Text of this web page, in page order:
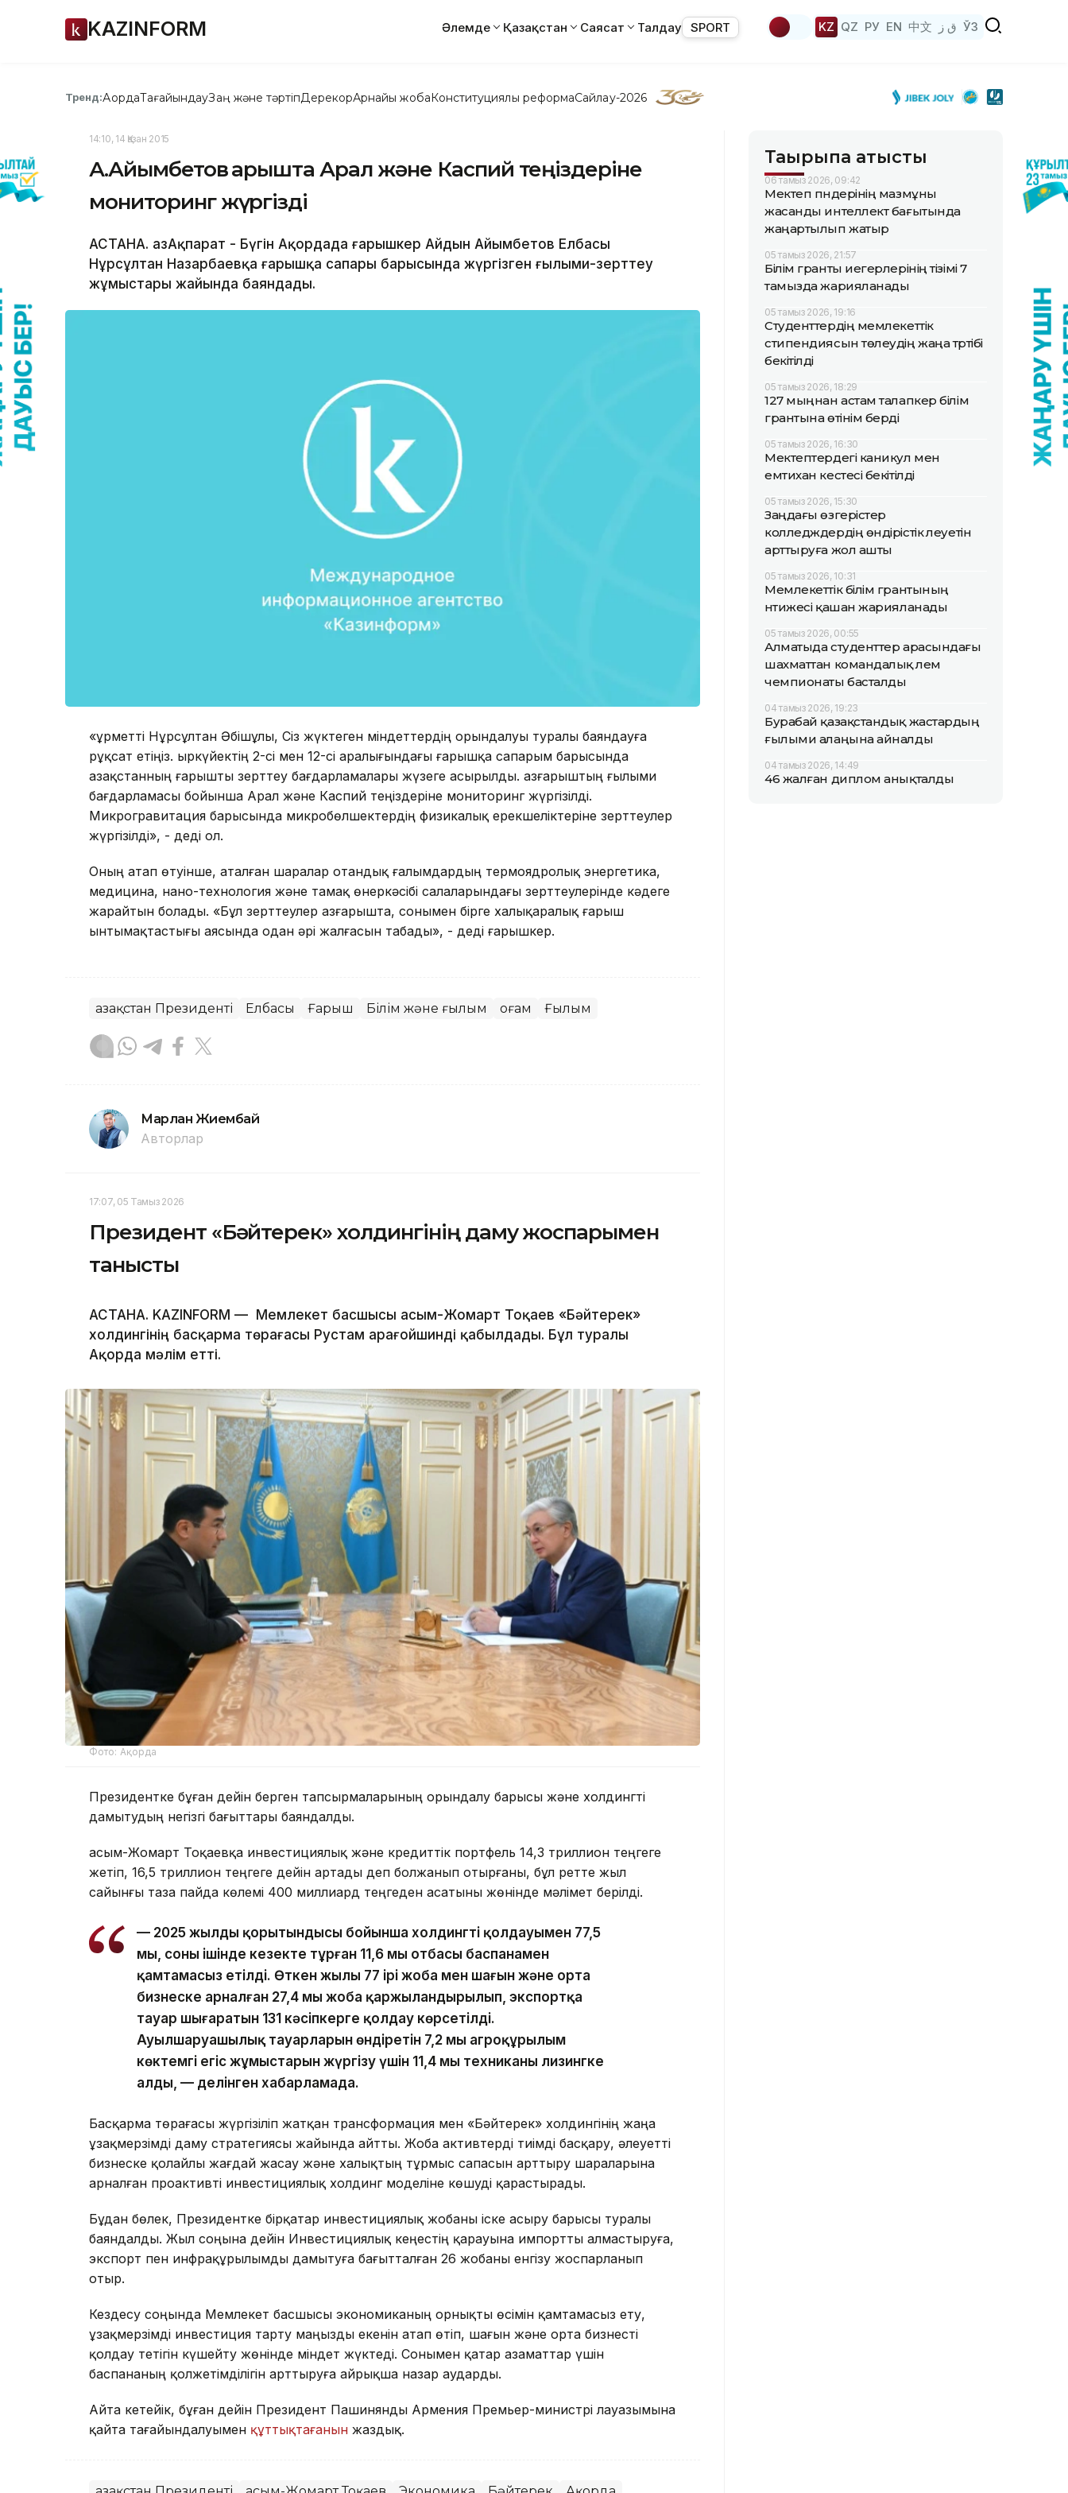
KAZINFORM Әлемде Қазақстан Саясат Талдау SPORT KZ QZ РУ EN 中文 ق ز ЎЗ
Тренд:АқордаТағайындауЗаң және тәртіпДерекқорАрнайы жобаКонституциялық реформаСайлау-2026
14:10, 14 Қазан 2015
А.Айымбетов ғарышта Арал және Каспий теңіздеріне
мониторинг жүргізді
АСТАНА. ҚазАқпарат - Бүгін Ақордада ғарышкер Айдын Айымбетов Елбасы
Нұрсұлтан Назарбаевқа ғарышқа сапары барысында жүргізген ғылыми-зерттеу
жұмыстары жайында баяндады.
«Құрметті Нұрсұлтан Әбішұлы, Сіз жүктеген міндеттердің орындалуы туралы баяндауға
рұқсат етіңіз. Қыркүйектің 2-сі мен 12-сі аралығындағы ғарышқа сапарым барысында
Қазақстанның ғарышты зерттеу бағдарламалары жүзеге асырылды. Қазғарыштың ғылыми
бағдарламасы бойынша Арал және Каспий теңіздеріне мониторинг жүргізілді.
Микрогравитация барысында микробөлшектердің физикалық ерекшеліктеріне зерттеулер
жүргізілді», - деді ол.
Оның атап өтуінше, аталған шаралар отандық ғалымдардың термоядролық энергетика,
медицина, нано-технология және тамақ өнеркәсібі салаларындағы зерттеулерінде кәдеге
жарайтын болады. «Бұл зерттеулер Қазғарышта, сонымен бірге халықаралық ғарыш
ынтымақтастығы аясында одан әрі жалғасын табады», - деді ғарышкер.
Қазақстан Президенті Елбасы Ғарыш Білім және ғылым Қоғам Ғылым
Марлан Жиембай
Авторлар
17:07, 05 Тамыз 2026
Президент «Бәйтерек» холдингінің даму жоспарымен
танысты
АСТАНА. KAZINFORM — Мемлекет басшысы Қасым-Жомарт Тоқаев «Бәйтерек»
холдингінің басқарма төрағасы Рустам Қарағойшинді қабылдады. Бұл туралы
Ақорда мәлім етті.
Фото: Ақорда
Президентке бұған дейін берген тапсырмаларының орындалу барысы және холдингті
дамытудың негізгі бағыттары баяндалды.
Қасым-Жомарт Тоқаевқа инвестициялық және кредиттік портфель 14,3 триллион теңгеге
жетіп, 16,5 триллион теңгеге дейін артады деп болжанып отырғаны, бұл ретте жыл
сайынғы таза пайда көлемі 400 миллиард теңгеден асатыны жөнінде мәлімет берілді.
— 2025 жылдың қорытындысы бойынша холдингтің қолдауымен 77,5
мың, соның ішінде кезекте тұрған 11,6 мың отбасы баспанамен
қамтамасыз етілді. Өткен жылы 77 ірі жоба мен шағын және орта
бизнеске арналған 27,4 мың жоба қаржыландырылып, экспортқа
тауар шығаратын 131 кәсіпкерге қолдау көрсетілді.
Ауылшаруашылық тауарларын өндіретін 7,2 мың агроқұрылым
көктемгі егіс жұмыстарын жүргізу үшін 11,4 мың техниканы лизингке
алды, — делінген хабарламада.
Басқарма төрағасы жүргізіліп жатқан трансформация мен «Бәйтерек» холдингінің жаңа
ұзақмерзімді даму стратегиясы жайында айтты. Жоба активтерді тиімді басқару, әлеуетті
бизнеске қолайлы жағдай жасау және халықтың тұрмыс сапасын арттыру шараларына
арналған проактивті инвестициялық холдинг моделіне көшуді қарастырады.
Бұдан бөлек, Президентке бірқатар инвестициялық жобаны іске асыру барысы туралы
баяндалды. Жыл соңына дейін Инвестициялық кеңестің қарауына импортты алмастыруға,
экспорт пен инфрақұрылымды дамытуға бағытталған 26 жобаны енгізу жоспарланып
отыр.
Кездесу соңында Мемлекет басшысы экономиканың орнықты өсімін қамтамасыз ету,
ұзақмерзімді инвестиция тарту маңызды екенін атап өтіп, шағын және орта бизнесті
қолдау тетігін күшейту жөнінде міндет жүктеді. Сонымен қатар азаматтар үшін
баспананың қолжетімділігін арттыруға айрықша назар аударды.
Айта кетейік, бұған дейін Президент Пашинянды Армения Премьер-министрі лауазымына
қайта тағайындалуымен құттықтағанын жаздық.
Тақырыпқа қатысты
06 тамыз 2026, 09:42
Мектеп пәндерінің мазмұны
жасанды интеллект бағытында
жаңартылып жатыр
05 тамыз 2026, 21:57
Білім гранты иегерлерінің тізімі 7
тамызда жарияланады
05 тамыз 2026, 19:16
Студенттердің мемлекеттік
стипендиясын төлеудің жаңа тәртібі
бекітілді
05 тамыз 2026, 18:29
127 мыңнан астам талапкер білім
грантына өтінім берді
05 тамыз 2026, 16:30
Мектептердегі каникул мен
емтихан кестесі бекітілді
05 тамыз 2026, 15:30
Заңдағы өзгерістер
колледждердің өндірістік әлеуетін
арттыруға жол ашты
05 тамыз 2026, 10:31
Мемлекеттік білім грантының
нәтижесі қашан жарияланады
05 тамыз 2026, 00:55
Алматыда студенттер арасындағы
шахматтан командалық әлем
чемпионаты басталды
04 тамыз 2026, 19:23
Бурабай қазақстандық жастардың
ғылыми алаңына айналды
04 тамыз 2026, 14:49
46 жалған диплом анықталды